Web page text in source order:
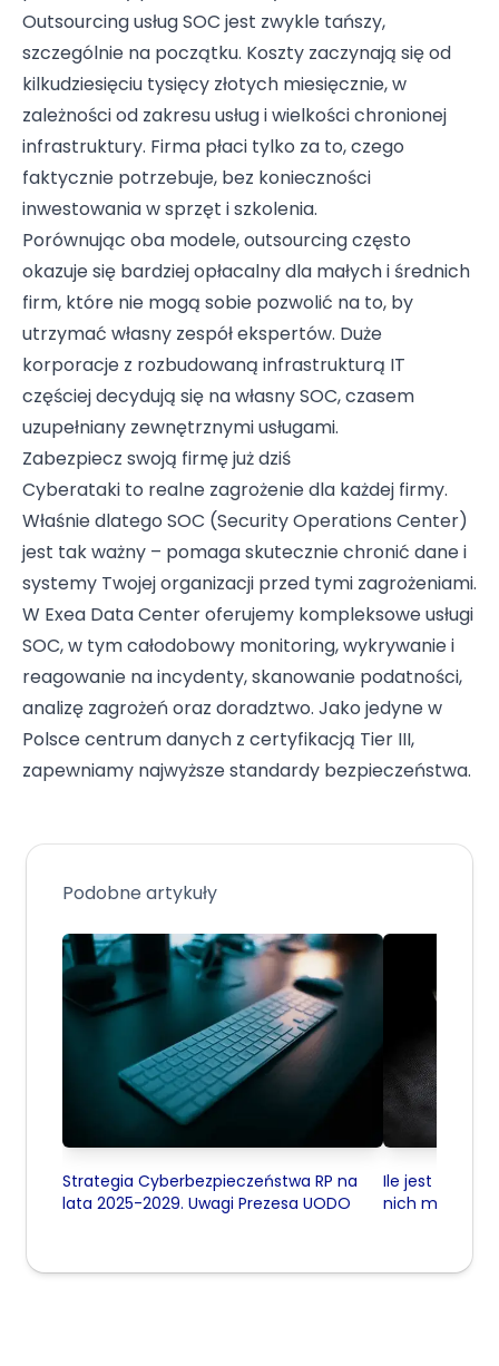
Outsourcing usług SOC jest zwykle tańszy,
szczególnie na początku. Koszty zaczynają się od
kilkudziesięciu tysięcy złotych miesięcznie, w
zależności od zakresu usług i wielkości chronionej
infrastruktury. Firma płaci tylko za to, czego
faktycznie potrzebuje, bez konieczności
inwestowania w sprzęt i szkolenia.
Porównując oba modele, outsourcing często
okazuje się bardziej opłacalny dla małych i średnich
firm, które nie mogą sobie pozwolić na to, by
utrzymać własny zespół ekspertów. Duże
korporacje z rozbudowaną infrastrukturą IT
częściej decydują się na własny SOC, czasem
uzupełniany zewnętrznymi usługami.
Zabezpiecz swoją firmę już dziś
Cyberataki to realne zagrożenie dla każdej firmy.
Właśnie dlatego SOC (Security Operations Center)
jest tak ważny – pomaga skutecznie chronić dane i
systemy Twojej organizacji przed tymi zagrożeniami.
W Exea Data Center oferujemy kompleksowe usługi
SOC, w tym całodobowy monitoring, wykrywanie i
reagowanie na incydenty, skanowanie podatności,
analizę zagrożeń oraz doradztwo. Jako jedyne w
Polsce centrum danych z certyfikacją Tier III,
zapewniamy najwyższe standardy bezpieczeństwa.
Podobne artykuły
Strategia Cyberbezpieczeństwa RP na
lata 2025-2029. Uwagi Prezesa UODO
Ile jest data
nich ma